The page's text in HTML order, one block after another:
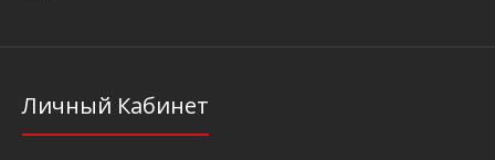
Личный Кабинет